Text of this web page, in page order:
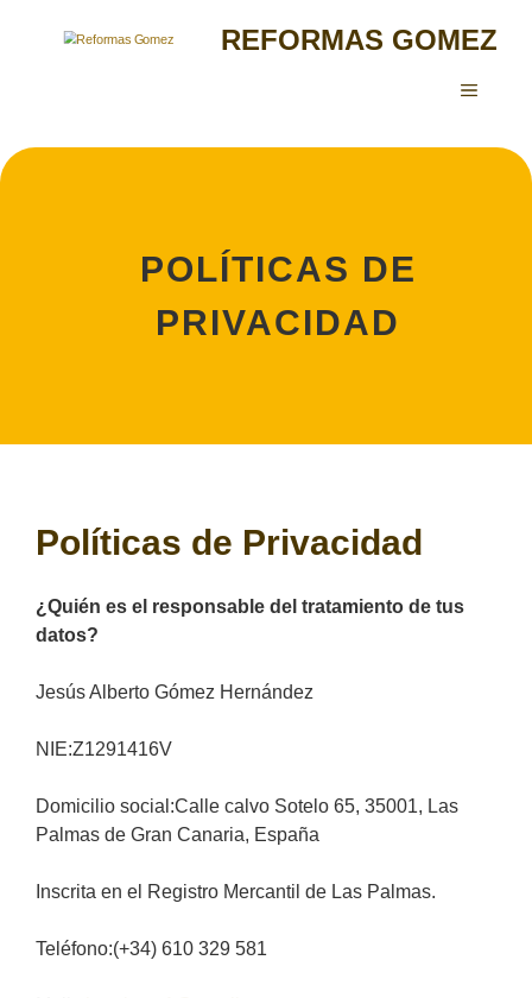
REFORMAS GOMEZ
MENÚ
POLÍTICAS DE
PRIVACIDAD
Políticas de Privacidad
¿Quién es el responsable del tratamiento de tus
datos?
Jesús Alberto Gómez Hernández
NIE:Z1291416V
Domicilio social:Calle calvo Sotelo 65, 35001, Las
Palmas de Gran Canaria, España
Inscrita en el Registro Mercantil de Las Palmas.
Teléfono:(+34) 610 329 581